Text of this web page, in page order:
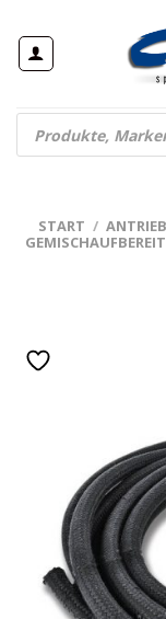
Inhalt
springen
Products
search
START /